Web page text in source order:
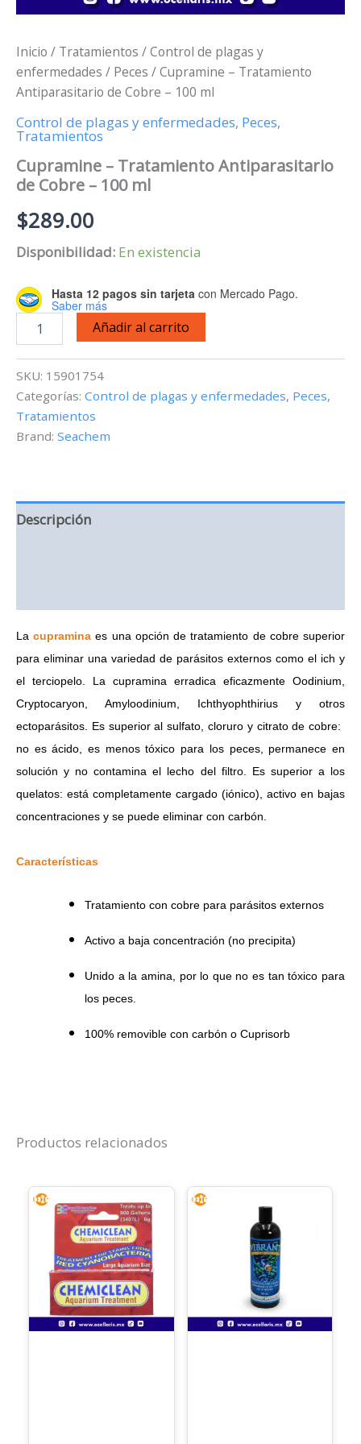
Inicio / Tratamientos /Control de plagas y
enfermedades / Peces / Cupramine – Tratamiento
Antiparasitario de Cobre – 100 ml
Control de plagas y enfermedades, Peces,
Tratamientos
Cupramine – Tratamiento Antiparasitario
de Cobre – 100 ml
$289.00
Disponibilidad: En existencia
Hasta 12 pagos sin tarjeta con Mercado Pago.
Saber más
de
Cobre
-
100
Añadir al carrito
SKU: 15901754
Categorías: Control de plagas y enfermedades, Peces,
Tratamientos
Brand: Seachem
Descripción
Lacupraminaes una opción de tratamiento de cobre superior
para eliminar una variedad de parásitos externos como el ich y
el terciopelo. La cupramina erradica eficazmente Oodinium,
Cryptocaryon, Amyloodinium, Ichthyophthirius y otros
ectoparásitos. Es superior al sulfato, cloruro y citrato de cobre: ​​
no es ácido, es menos tóxico para los peces, permanece en
solución y no contamina el lecho del filtro. Es superior a los
quelatos: está completamente cargado (iónico), activo en bajas
concentraciones y se puede eliminar con carbón.
Características
Tratamiento con cobre para parásitos externos
Activo a baja concentración (no precipita)
Unido a la amina, por lo que no es tan tóxico para
los peces.
100% removible con carbón o Cuprisorb
Productos relacionados